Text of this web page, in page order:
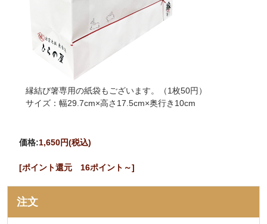
縁結び箸専用の紙袋もございます。（1枚50円）
サイズ：幅29.7cm×高さ17.5cm×奥行き10cm
価格:1,650円(税込)
[ポイント還元 16ポイント～]
注文